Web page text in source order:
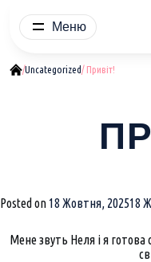
Меню
/Uncategorized/ Привіт!
Posted on 18 Жовтня, 202518
Мене звуть Неля і я